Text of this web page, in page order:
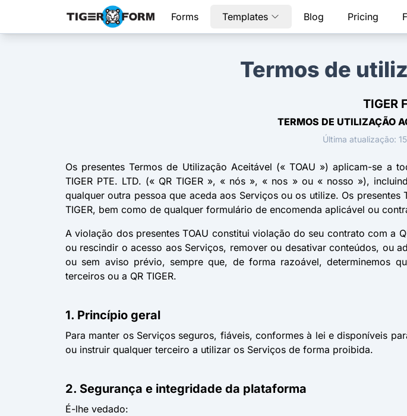
Forms Templates Blog Pricing
Termos de
TIGER
TERMOS DE UTILIZAÇÃO
Última atualização:
Os presentes Termos de Utilização Aceitável (« TOAU ») aplicam-se a
TIGER PTE. LTD. (« QR TIGER », « nós », « nos » ou « nosso »),
qualquer outra pessoa que aceda aos Serviços ou os utilize. Os
TIGER, bem como de qualquer formulário de encomenda aplicável ou
A violação dos presentes TOAU constitui violação do seu contrato com a
ou rescindir o acesso aos Serviços, remover ou desativar conteúdos, ou
ou sem aviso prévio, sempre que, de forma razoável, determinemos
terceiros ou a QR TIGER.
1. Princípio geral
Para manter os Serviços seguros, fiáveis, conformes à lei e disponíveis
ou instruir qualquer terceiro a utilizar os Serviços de forma proibida.
2. Segurança e integridade da plataforma
É-lhe vedado: